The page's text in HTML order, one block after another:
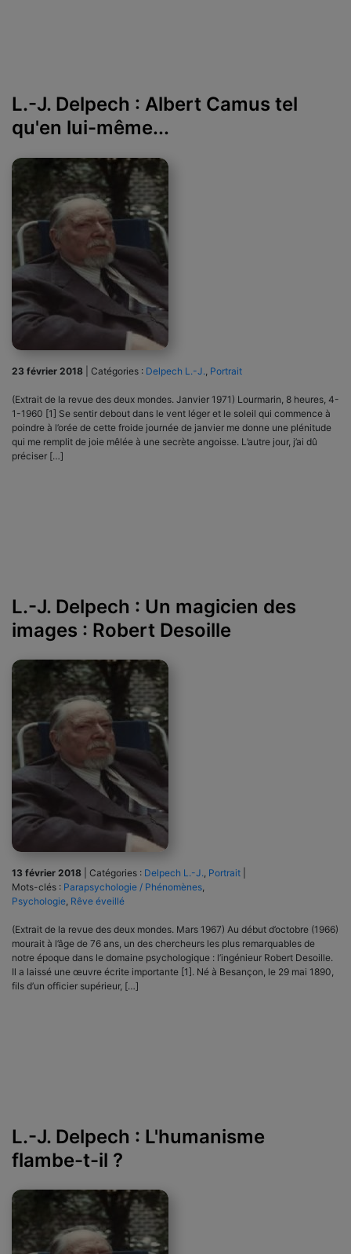
L.-J. Delpech : Albert Camus tel
qu'en lui-même...
23 février 2018 Catégories : Delpech L.-J. Portrait
(Extrait de la revue des deux mondes. Janvier 1971) Lourmarin, 8 heures, 4-
1-1960 [1] Se sentir debout dans le vent léger et le soleil qui commence à
poindre à l’orée de cette froide journée de janvier me donne une plénitude
qui me remplit de joie mêlée à une secrète angoisse. L’autre jour, j’ai dû
préciser […]
L.-J. Delpech : Un magicien des
images : Robert Desoille
13 février 2018 Catégories : Delpech L.-J. Portrait
Mots-clés : Parapsychologie / Phénomènes
Psychologie Rêve éveillé
(Extrait de la revue des deux mondes. Mars 1967) Au début d’octobre (1966)
mourait à l’âge de 76 ans, un des chercheurs les plus remarquables de
notre époque dans le domaine psychologique : l’ingénieur Robert Desoille.
Il a laissé une œuvre écrite importante [1]. Né à Besançon, le 29 mai 1890,
fils d’un officier supérieur, […]
L.-J. Delpech : L'humanisme
flambe-t-il ?